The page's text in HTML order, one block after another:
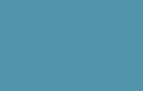
Σημεία Στίξης –